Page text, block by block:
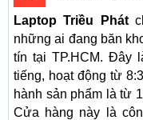
Laptop Triều Phát
những ai đang băn
tín tại TP.HCM. Đây
tiếng, hoạt động từ
hành sản phẩm là từ
Cửa hàng này là